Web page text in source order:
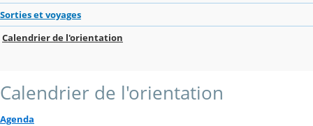
Sorties et voyages
Calendrier de l'orientation
Calendrier de l'orientation
Agenda